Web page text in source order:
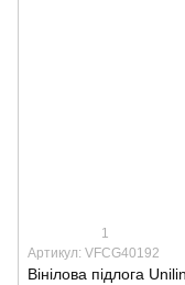
1
Артикул: VFCG40192
Вінілова підлога